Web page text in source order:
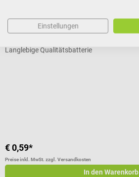
Batterie Micro/LR03 AAA
Langlebige Qualitätsbatterie
€ 0,59*
Preise inkl. MwSt. zzgl. Versandkosten
In den Warenkorb
Einstellungen